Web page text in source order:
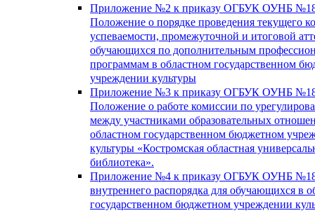
Приложение №2 к приказу ОГБУК ОУНБ
Положение о порядке проведения текущего
успеваемости, промежуточной и итоговой
обучающихся по дополнительным
программам в областном государственном
учреждении культуры
Приложение №3 к приказу ОГБУК ОУНБ
Положение о работе комиссии по
между участниками образовательных
областном государственном бюджетном
культуры «Костромская областная
библиотека».
Приложение №4 к приказу ОГБУК ОУНБ
внутреннего распорядка для обучающихся в
государственном бюджетном учреждении